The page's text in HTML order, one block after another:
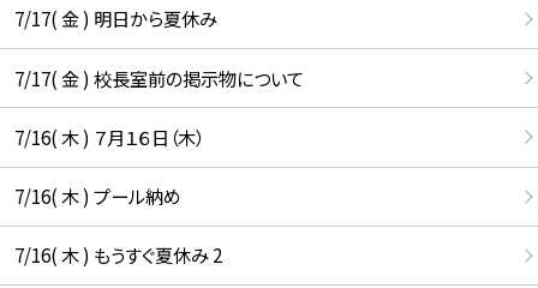
7/17( 金 ) 明日から夏休み
7/17( 金 ) 校長室前の掲示物について
7/16( 木 ) ７月１６日（木）
7/16( 木 ) プール納め
7/16( 木 ) もうすぐ夏休み 2